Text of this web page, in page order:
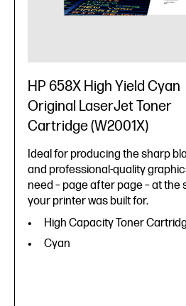
HP 658X High Yield Cyan
Original LaserJet Toner
Cartridge (W2001X)
Ideal for producing the sharp
and professional-quality
need – page after page – at the
your printer was built for.
High Capacity Toner
Cyan